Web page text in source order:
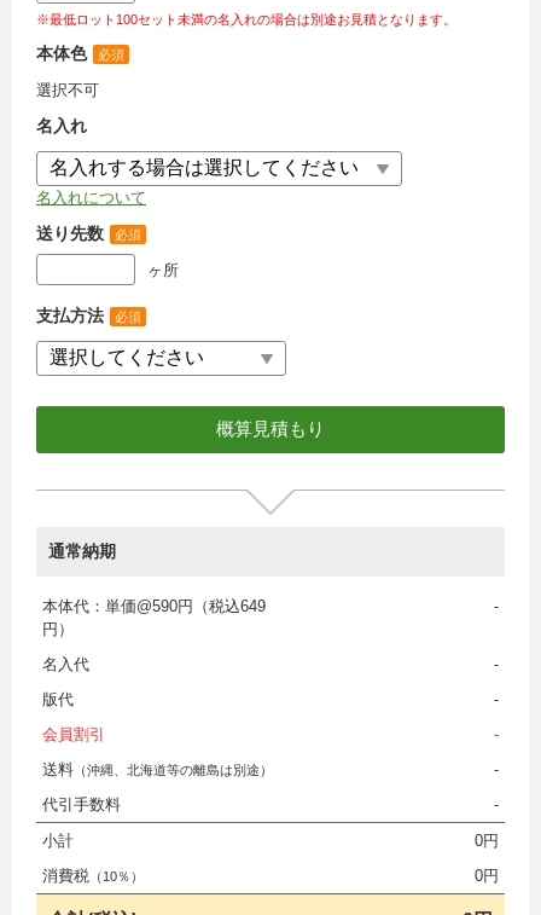
※最低ロット100セット未満の名入れの場合は別途お見積となります。
本体色 必須
選択不可
名入れ
名入れについて
送り先数 必須
ヶ所
支払方法 必須
通常納期
本体代：単価@590円（税込649
円）
-
名入代
-
版代
-
会員割引
-
送料 （沖縄、北海道等の離島は別途）
-
代引手数料
-
小計
0円
消費税 （10％） 0円